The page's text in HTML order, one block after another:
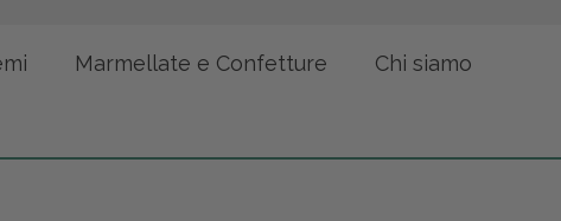
Marmellate e Confetture Chi siamo